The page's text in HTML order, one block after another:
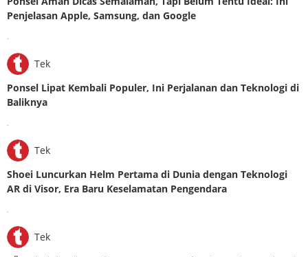
Penjelasan Apple, Samsung, dan Google
Tek
Ponsel Lipat Kembali Populer, Ini Perjalanan dan Teknologi di
Baliknya
Tek
Shoei Luncurkan Helm Pertama di Dunia dengan Teknologi
AR di Visor, Era Baru Keselamatan Pengendara
Tek